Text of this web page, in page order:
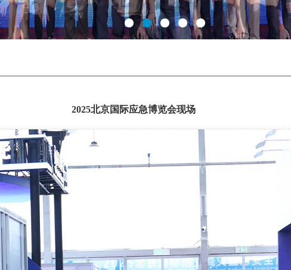
2025北京国际应急博览会现场